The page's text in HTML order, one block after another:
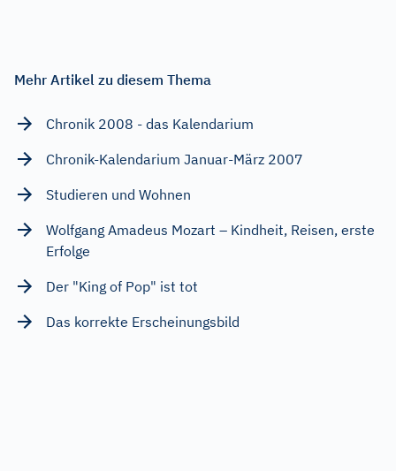
Mehr Artikel zu diesem Thema
Chronik 2008 - das Kalendarium
Chronik-Kalendarium Januar-März 2007
Studieren und Wohnen
Wolfgang Amadeus Mozart – Kindheit, Reisen, erste
Erfolge
Der "King of Pop" ist tot
Das korrekte Erscheinungsbild